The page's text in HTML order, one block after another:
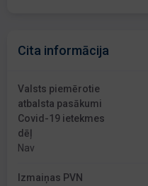
Cita informācija
Valsts piemērotie
atbalsta pasākumi
Covid-19 ietekmes
dēļ
Nav
Izmaiņas PVN